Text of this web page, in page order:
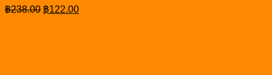
฿238.00 Original
price
฿122.00Current
price